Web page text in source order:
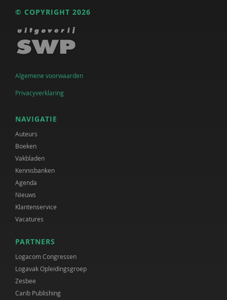
© COPYRIGHT 2026
Algemene voorwaarden
Privacyverklaring
NAVIGATIE
Auteurs
Boeken
Vakbladen
Kennisbanken
Agenda
Nieuws
Klantenservice
Vacatures
PARTNERS
Logacom Congressen
Logavak Opleidingsgroep
Zesbee
Carib Publishing